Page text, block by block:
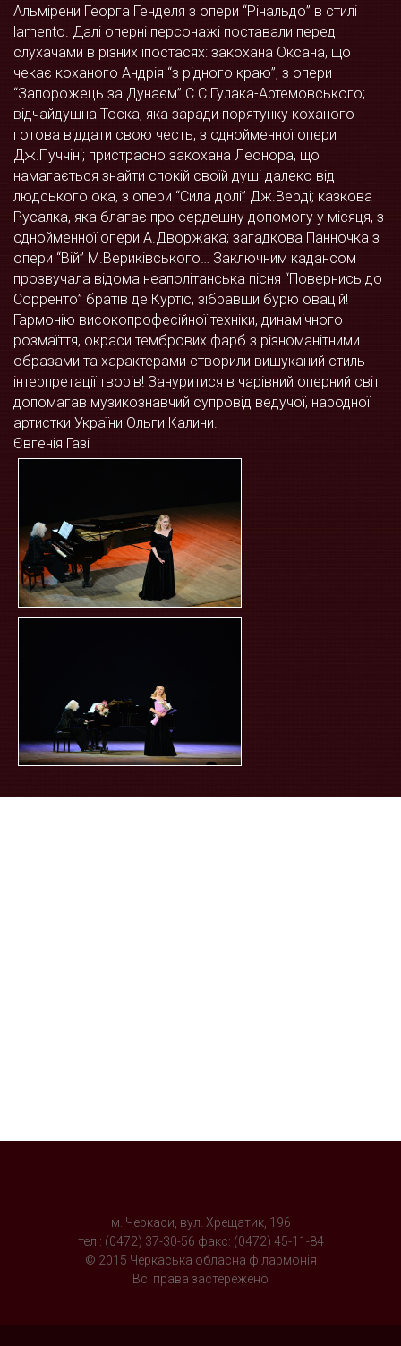
Альмірени Георга Генделя з опери “Рінальдо” в стилі
lamento. Далі оперні персонажі поставали перед
слухачами в різних іпостасях: закохана Оксана, що
чекає коханого Андрія “з рідного краю”, з опери
“Запорожець за Дунаєм” С.С.Гулака-Артемовського;
відчайдушна Тоска, яка заради порятунку коханого
готова віддати свою честь, з однойменної опери
Дж.Пуччіні; пристрасно закохана Леонора, що
намагається знайти спокій своїй душі далеко від
людського ока, з опери “Сила долі” Дж.Верді; казкова
Русалка, яка благає про сердешну допомогу у місяця, з
однойменної опери А.Дворжака; загадкова Панночка з
опери “Вій” М.Вериківського… Заключним кадансом
прозвучала відома неаполітанська пісня “Повернись до
Сорренто” братів де Куртіс, зібравши бурю овацій!
Гармонію високопрофесійної техніки, динамічного
розмаїття, окраси тембрових фарб з різноманітними
образами та характерами створили вишуканий стиль
інтерпретації творів! Зануритися в чарівний оперний світ
допомагав музикознавчий супровід ведучої, народної
артистки України Ольги Калини.
Євгенія Газі
м. Черкаси, вул. Хрещатик, 196
тел.: (0472) 37-30-56 факс: (0472) 45-11-84
© 2015 Черкаська обласна філармонія
Всі права застережено